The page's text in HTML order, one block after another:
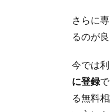
さらに
るのが
今では
に登録
る無料